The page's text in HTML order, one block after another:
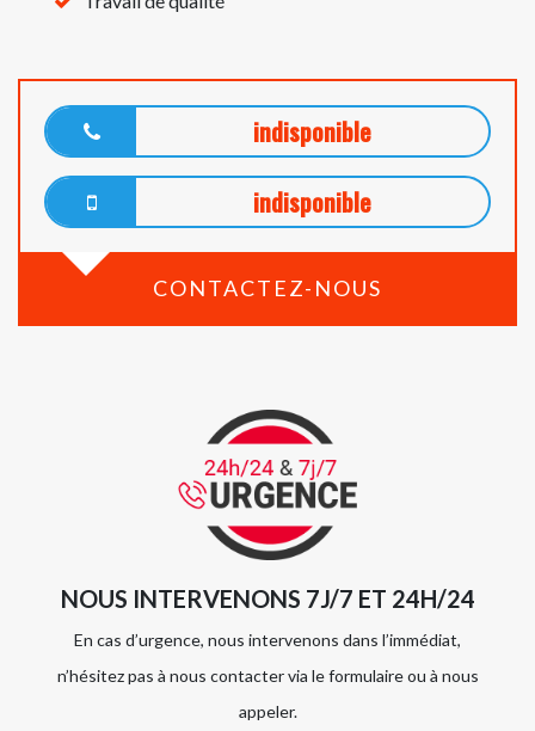
indisponible
indisponible
CONTACTEZ-NOUS
NOUS INTERVENONS 7J/7 ET 24H/24
En cas d’urgence, nous intervenons dans l’immédiat,
n’hésitez pas à nous contacter via le formulaire ou à nous
appeler.